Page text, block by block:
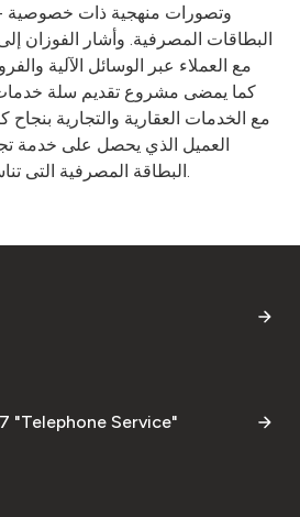
وتصورات منهجية ذات خصوصية
البطاقات المصرفية. وأشار الفوزان
مع العملاء عبر الوسائل الآلية
كما يمضى مشروع تقديم سلة
مع الخدمات العقارية والتجارية
العميل الذي يحصل على خدمة
البطاقة المصرفية التى تناسب إمكانياته واحتياجاته.
"Telephone Service"